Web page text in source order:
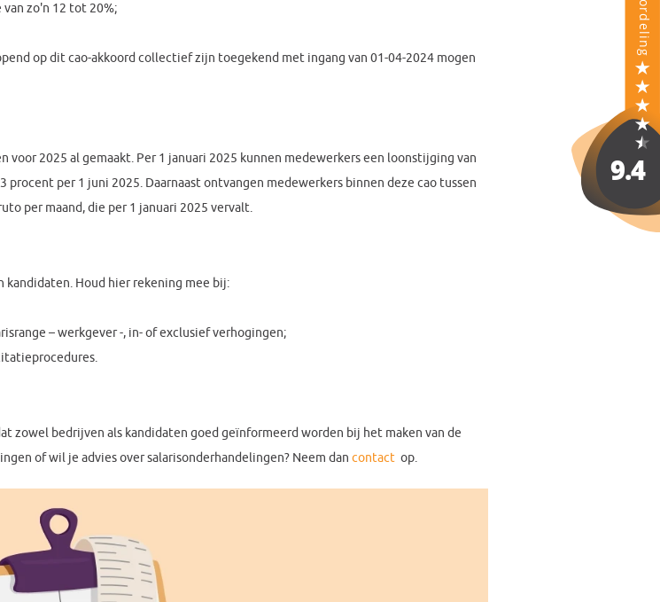
zo'n 12 tot 20%;
op dit cao-akkoord collectief zijn toegekend met ingang van 01-04-2024 mogen
2025 al gemaakt. Per 1 januari 2025 kunnen medewerkers een loonstijging van
per 1 juni 2025. Daarnaast ontvangen medewerkers binnen deze cao tussen
per maand, die per 1 januari 2025 vervalt.
Houd hier rekening mee bij:
– werkgever -, in- of exclusief verhogingen;
zowel bedrijven als kandidaten goed geïnformeerd worden bij het maken van de
of wil je advies over salarisonderhandelingen? Neem dan contact op.